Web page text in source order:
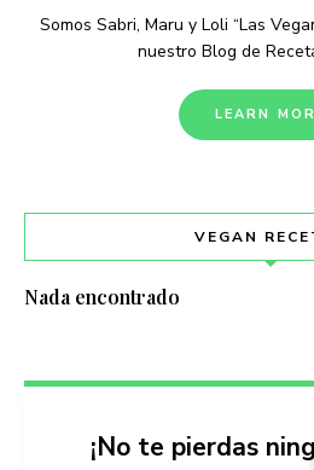
Somos Sabri, Maru y Loli “Las
nuestro Blog de
LEARN
VEGAN
Nada encontrado
¡No te pierdas